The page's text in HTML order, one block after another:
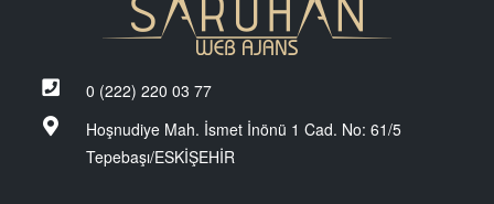
0 (222) 220 03 77
Hoşnudiye Mah. İsmet İnönü 1 Cad. No: 61/5
Tepebaşı/ESKİŞEHİR